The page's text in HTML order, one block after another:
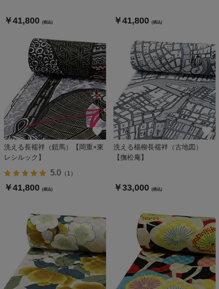
￥41,800 (税込) ￥41,800 (税込)
洗える長襦袢（鎧馬）【岡重×東
レシルック】
5.0（ 1 ）
￥41,800 (税込)
洗える楊柳長襦袢（古地図）
【撫松庵】
￥33,000 (税込)